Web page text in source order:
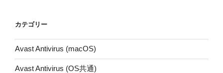
カテゴリー
Avast Antivirus (macOS)
Avast Antivirus (OS共通)